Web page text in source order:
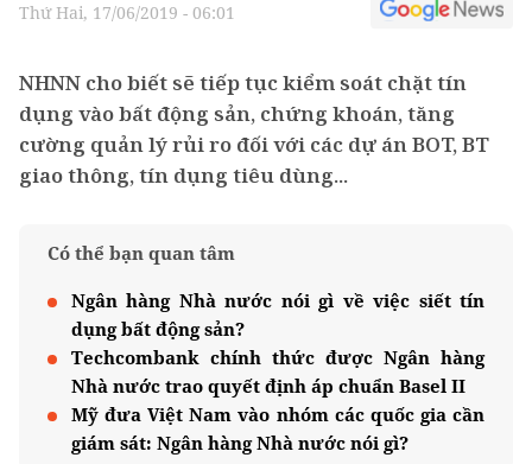
Thứ Hai, 17/06/2019 - 06:01
NHNN cho biết sẽ tiếp tục kiểm soát chặt tín
dụng vào bất động sản, chứng khoán, tăng
cường quản lý rủi ro đối với các dự án BOT, BT
giao thông, tín dụng tiêu dùng...
Có thể bạn quan tâm
Ngân hàng Nhà nước nói gì về việc siết tín
dụng bất động sản?
Techcombank chính thức được Ngân hàng
Nhà nước trao quyết định áp chuẩn Basel II
Mỹ đưa Việt Nam vào nhóm các quốc gia cần
giám sát: Ngân hàng Nhà nước nói gì?